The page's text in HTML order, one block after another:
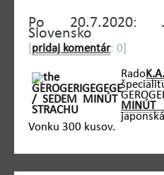
Po 20.7.2020:
Slovensko
pridaj komentár: 0]
Rado
MINÚT
Vonku 300 kusov.